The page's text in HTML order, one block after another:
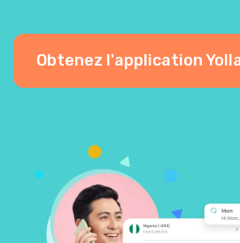
Obtenez l'application